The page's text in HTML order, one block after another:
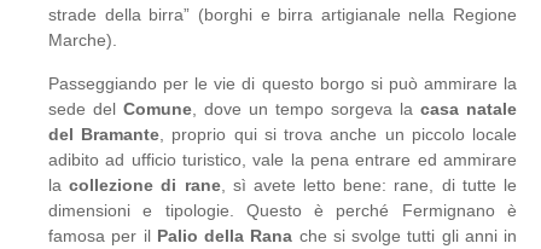
strade della birra” (borghi e birra artigianale nella Regione
Marche).
Passeggiando per le vie di questo borgo si può ammirare la
sede del Comune , dove un tempo sorgeva la casa natale
del Bramante , proprio qui si trova anche un piccolo locale
adibito ad ufficio turistico, vale la pena entrare ed ammirare
lacollezione di rane, sì avete letto bene: rane, di tutte le
dimensioni e tipologie. Questo è perché Fermignano è
famosa per il Palio della Rana che si svolge tutti gli anni in